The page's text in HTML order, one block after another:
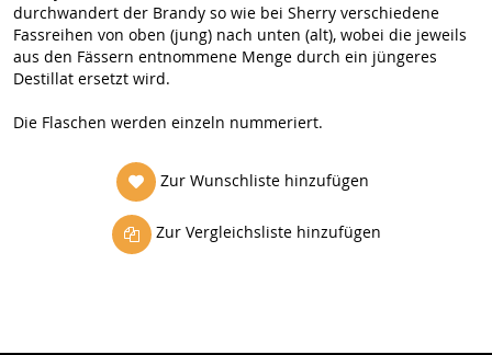
durchwandert der Brandy so wie bei Sherry verschiedene
Fassreihen von oben (jung) nach unten (alt), wobei die jeweils
aus den Fässern entnommene Menge durch ein jüngeres
Destillat ersetzt wird.
Die Flaschen werden einzeln nummeriert.
Zur Wunschliste hinzufügen
Zur Vergleichsliste hinzufügen